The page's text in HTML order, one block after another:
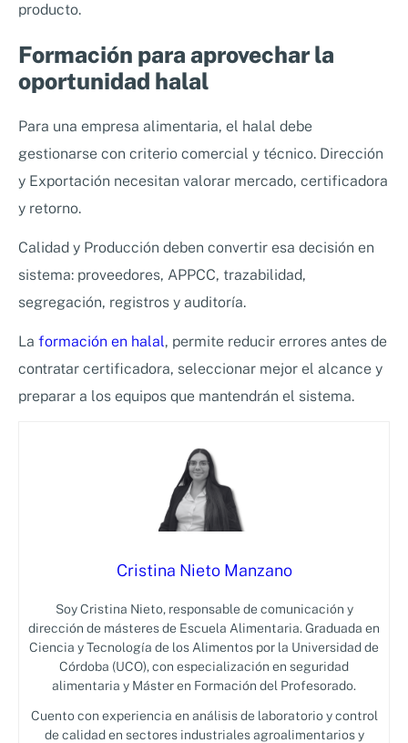
producto.
Formación para aprovechar la
oportunidad halal
Para una empresa alimentaria, el halal debe
gestionarse con criterio comercial y técnico. Dirección
y Exportación necesitan valorar mercado, certificadora
y retorno.
Calidad y Producción deben convertir esa decisión en
sistema: proveedores, APPCC, trazabilidad,
segregación, registros y auditoría.
La formación en halal, permite reducir errores antes de
contratar certificadora, seleccionar mejor el alcance y
preparar a los equipos que mantendrán el sistema.
Cristina Nieto Manzano
Soy Cristina Nieto, responsable de comunicación y
dirección de másteres de Escuela Alimentaria. Graduada en
Ciencia y Tecnología de los Alimentos por la Universidad de
Córdoba (UCO), con especialización en seguridad
alimentaria y Máster en Formación del Profesorado.
Cuento con experiencia en análisis de laboratorio y control
de calidad en sectores industriales agroalimentarios y